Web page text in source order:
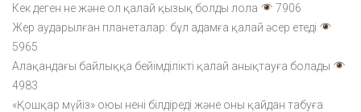
Кек деген не және ол қалай қызық болды лола
7906
Жер аударылған планеталар: бұл адамға қалай әсер етеді
5965
Алақандағы байлыққа бейімділікті қалай анықтауға болады
4983
«Қошқар мүйіз» оюы нені білдіреді және оны қайдан табуға